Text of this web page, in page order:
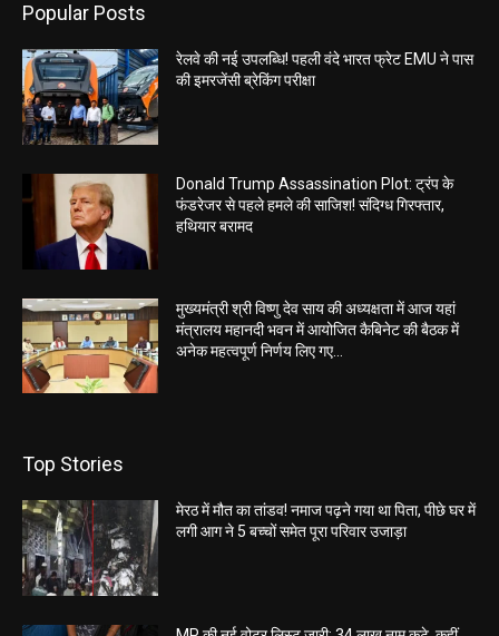
Popular Posts
रेलवे की नई उपलब्धि! पहली वंदे भारत फ्रेट EMU ने पास
की इमरजेंसी ब्रेकिंग परीक्षा
Donald Trump Assassination Plot: ट्रंप के
फंडरेजर से पहले हमले की साजिश! संदिग्ध गिरफ्तार,
हथियार बरामद
मुख्यमंत्री श्री विष्णु देव साय की अध्यक्षता में आज यहां
मंत्रालय महानदी भवन में आयोजित कैबिनेट की बैठक में
अनेक महत्वपूर्ण निर्णय लिए गए...
Top Stories
मेरठ में मौत का तांडव! नमाज पढ़ने गया था पिता, पीछे घर में
लगी आग ने 5 बच्चों समेत पूरा परिवार उजाड़ा